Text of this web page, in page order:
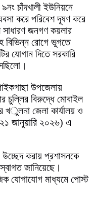
চাঁদখালী ইউনিয়নে
করে পরিবেশ দূষণ করে
জনগণ কয়লার
বিভিন্ন রোগে ভুগতে
যোগান দিতে সরকারি
উপজেলায়
চুল্লির বিরুদ্ধে মোবাইল
খুলনা জেলা কার্যালয় ও
জানুয়ারি ২০২৬) এ
উচ্ছেদ করায় প্রশাসনকে
জানিয়েছে।
যোগাযোগ মাধ্যমে পোস্ট